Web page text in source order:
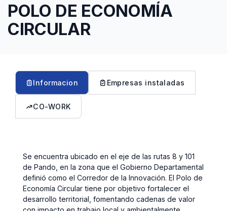
Adquisiciones
Canelones Te Escucha
POLO DE ECONOMÍA
CIRCULAR
Informacion Empresas instaladas
CO-WORK
Se encuentra ubicado en el eje de las rutas 8 y 101
de Pando, en la zona que el Gobierno Departamental
definió como el Corredor de la Innovación. El Polo de
Economía Circular tiene por objetivo fortalecer el
desarrollo territorial, fomentando cadenas de valor